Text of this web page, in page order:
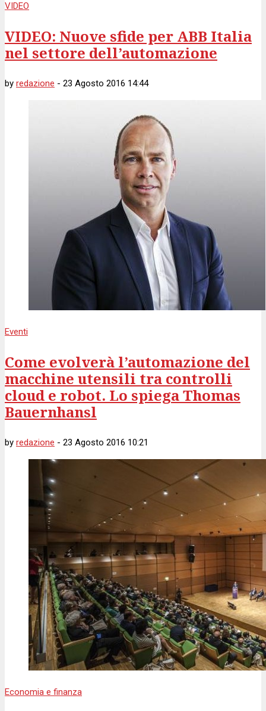
VIDEO
VIDEO: Nuove sfide per ABB Italia
nel settore dell’automazione
by redazione - 23 Agosto 2016 14:44
Eventi
Come evolverà l’automazione del
macchine utensili tra controlli
cloud e robot. Lo spiega Thomas
Bauernhansl
by redazione - 23 Agosto 2016 10:21
Economia e finanza